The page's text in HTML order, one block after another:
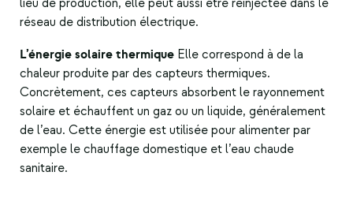
lieu de production, elle peut aussi être réinjectée dans le
réseau de distribution électrique.
L’énergie solaire thermique Elle correspond à de la
chaleur produite par des capteurs thermiques.
Concrètement, ces capteurs absorbent le rayonnement
solaire et échauffent un gaz ou un liquide, généralement
de l’eau. Cette énergie est utilisée pour alimenter par
exemple le chauffage domestique et l’eau chaude
sanitaire.